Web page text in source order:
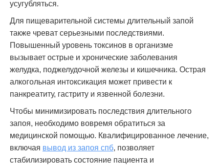
усугубляться.
Для пищеварительной системы длительный запой
также чреват серьезными последствиями.
Повышенный уровень токсинов в организме
вызывает острые и хронические заболевания
желудка, поджелудочной железы и кишечника. Острая
алкогольная интоксикация может привести к
панкреатиту, гастриту и язвенной болезни.
Чтобы минимизировать последствия длительного
запоя, необходимо вовремя обратиться за
медицинской помощью. Квалифицированное лечение,
включая вывод из запоя спб, позволяет
стабилизировать состояние пациента и